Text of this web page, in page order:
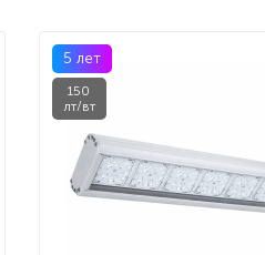
5 лет
150
лт/вт